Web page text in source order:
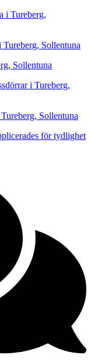
i Tureberg,
Sollentuna
Sollentuna
i Tureberg,
Sollentuna
för tydlighet